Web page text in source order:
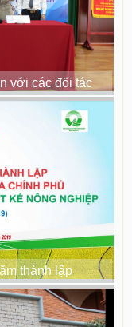
với các đối tác
thành lập